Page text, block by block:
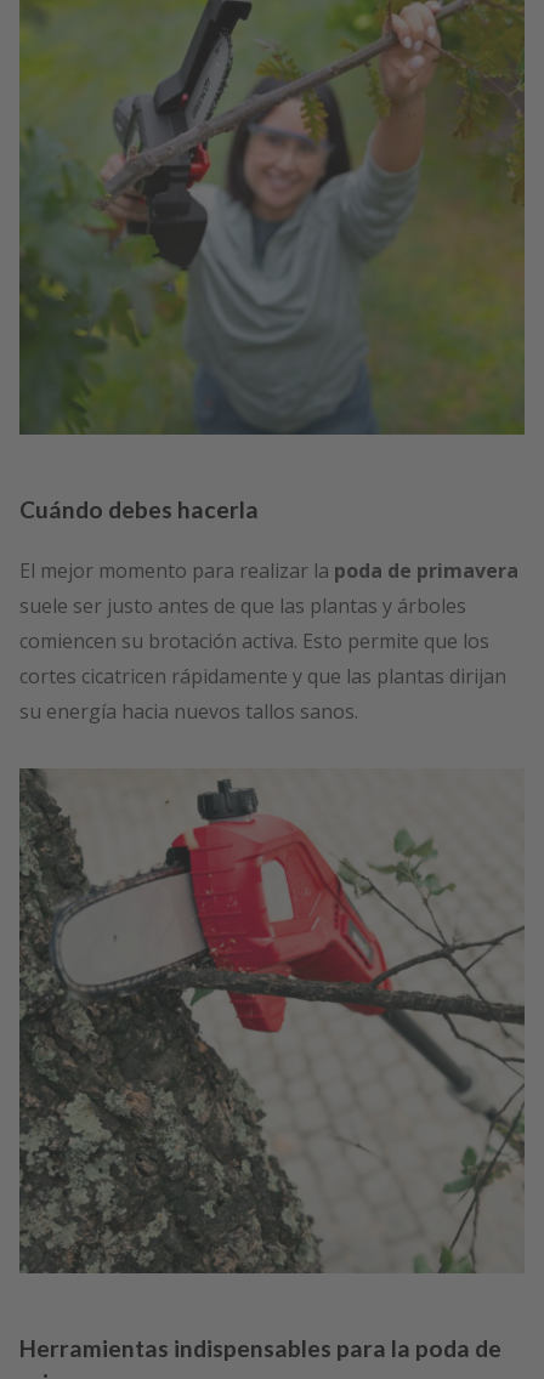
Cuándo debes hacerla
El mejor momento para realizar la poda de primavera
suele ser justo antes de que las plantas y árboles
comiencen su brotación activa. Esto permite que los
cortes cicatricen rápidamente y que las plantas dirijan
su energía hacia nuevos tallos sanos.
Herramientas indispensables para la poda de